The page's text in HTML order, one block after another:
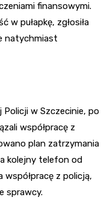
finansowymi.
w pułapkę, zgłosiła
natychmiast
Policji w Szczecinie, po
współpracę z
plan zatrzymania
kolejny telefon od
z policją,
sprawcy.